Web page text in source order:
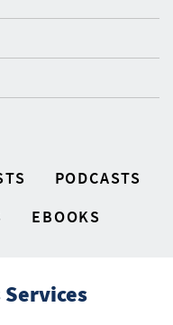
PODCASTS
EBOOKS
Services